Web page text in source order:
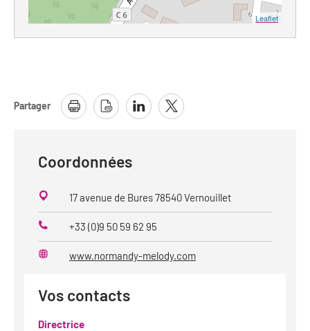
Leaflet
Partager
Coordonnées
17 avenue de Bures 78540 Vernouillet
Téléphone
+33 (0)9 50 59 62 95
www.normandy-melody.com
Vos contacts
Directrice